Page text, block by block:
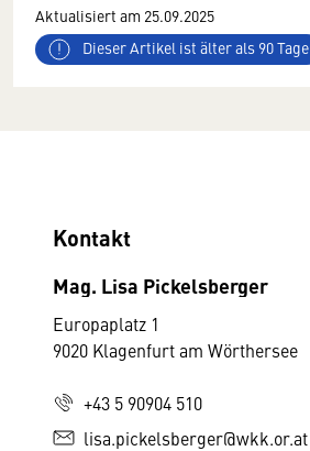
Aktualisiert am 25.09.2025
Dieser Artikel ist älter als 90 Tage
Kontakt
Mag. Lisa Pickelsberger
Europaplatz 1
9020 Klagenfurt am Wörthersee
+43 5 90904 510
lisa.pickelsberger@wkk.or.at